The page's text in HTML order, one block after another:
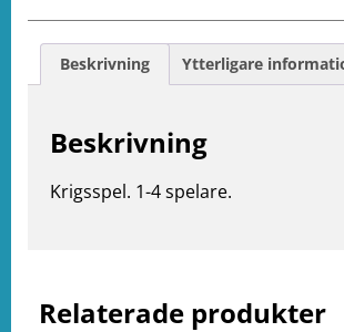
Relaterade produkter
Beskrivning Ytterligare
Beskrivning
Krigsspel. 1-4 spelare.